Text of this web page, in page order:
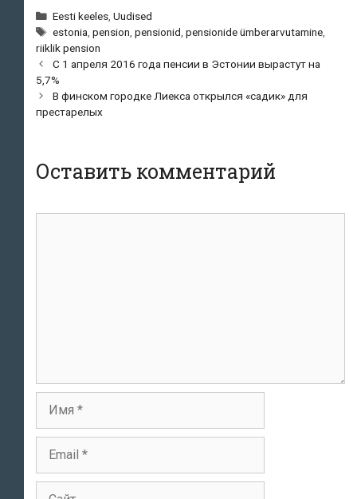
Рубрики
Eesti keeles ,Uudised
Метки
estonia ,pension ,pensionid ,pensionide ümberarvutamine
riiklik pension
Навигация
по
записям
С 1 апреля 2016 года пенсии в Эстонии вырастут на
5,7%
В финском городке Лиекса открылся «садик» для
престарелых
Оставить комментарий